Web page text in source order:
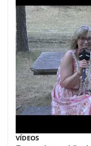
VÍDEOS